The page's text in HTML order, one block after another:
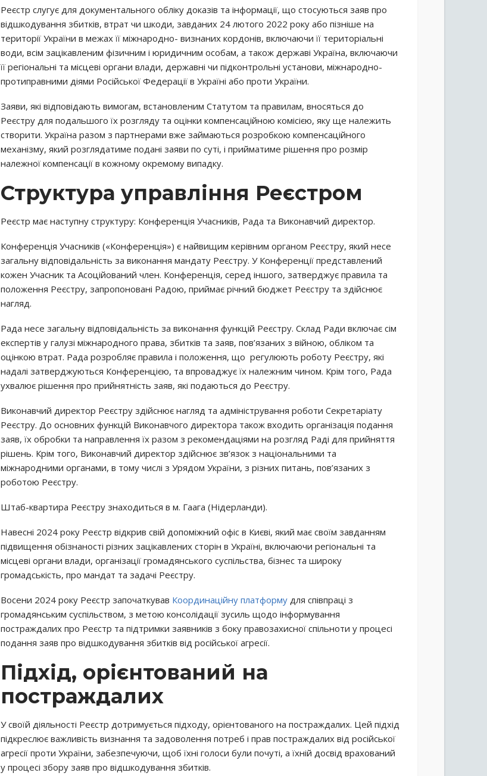
Реєстр слугує для документального обліку доказів та інформації, що стосуються заяв про
відшкодування збитків, втрат чи шкоди, завданих 24 лютого 2022 року або пізніше на
території України в межах її міжнародно- визнаних кордонів, включаючи її територіальні
води, всім зацікавленим фізичним і юридичним особам, а також державі Україна, включаючи
її регіональні та місцеві органи влади, державні чи підконтрольні установи, міжнародно-
протиправними діями Російської Федерації в Україні або проти України.
Заяви, які відповідають вимогам, встановленим Статутом та правилам, вносяться до
Реєстру для подальшого їх розгляду та оцінки компенсаційною комісією, яку ще належить
створити. Україна разом з партнерами вже займаються розробкою компенсаційного
механізму, який розглядатиме подані заяви по суті, і прийматиме рішення про розмір
належної компенсації в кожному окремому випадку.
Структура управління Реєстром
Реєстр має наступну структуру: Конференція Учасників, Рада та Виконавчий директор.
Конференція Учасників («Конференція») є найвищим керівним органом Реєстру, який несе
загальну відповідальність за виконання мандату Реєстру. У Конференції представлений
кожен Учасник та Асоційований член. Конференція, серед іншого, затверджує правила та
положення Реєстру, запропоновані Радою, приймає річний бюджет Реєстру та здійснює
нагляд.
Рада несе загальну відповідальність за виконання функцій Реєстру. Склад Ради включає сім
експертів у галузі міжнародного права, збитків та заяв, пов’язаних з війною, обліком та
оцінкою втрат. Рада розробляє правила і положення, що регулюють роботу Реєстру, які
надалі затверджуються Конференцією, та впроваджує їх належним чином. Крім того, Рада
ухвалює рішення про прийнятність заяв, які подаються до Реєстру.
Виконавчий директор Реєстру здійснює нагляд та адміністрування роботи Секретаріату
Реєстру. До основних функцій Виконавчого директора також входить організація подання
заяв, їх обробки та направлення їх разом з рекомендаціями на розгляд Раді для прийняття
рішень. Крім того, Виконавчий директор здійснює зв’язок з національними та
міжнародними органами, в тому числі з Урядом України, з різних питань, пов’язаних з
роботою Реєстру.
Штаб-квартира Реєстру знаходиться в м. Гаага (Нідерланди).
Навесні 2024 року Реєстр відкрив свій допоміжний офіс в Києві, який має своїм завданням
підвищення обізнаності різних зацікавлених сторін в Україні, включаючи регіональні та
місцеві органи влади, організації громадянського суспільства, бізнес та широку
громадськість, про мандат та задачі Реєстру.
Восени 2024 року Реєстр започаткував Координаційну платформу для співпраці з
громадянським суспільством, з метою консолідації зусиль щодо інформування
постраждалих про Реєстр та підтримки заявників з боку правозахисної спільноти у процесі
подання заяв про відшкодування збитків від російської агресії.
Підхід, орієнтований на
постраждалих
У своїй діяльності Реєстр дотримується підходу, орієнтованого на постраждалих. Цей підхід
підкреслює важливість визнання та задоволення потреб і прав постраждалих від російської
агресії проти України, забезпечуючи, щоб їхні голоси були почуті, а їхній досвід врахований
у процесі збору заяв про відшкодування збитків.